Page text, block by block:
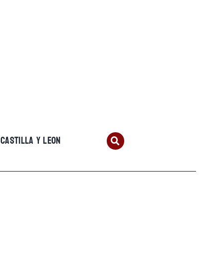
CASTILLA Y LEON